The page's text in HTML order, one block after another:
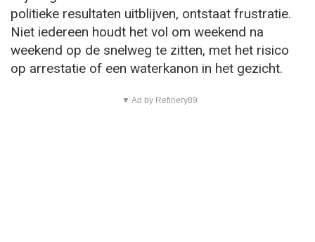
politieke resultaten uitblijven, ontstaat frustratie.
Niet iedereen houdt het vol om weekend na
weekend op de snelweg te zitten, met het risico
op arrestatie of een waterkanon in het gezicht.
▼ Ad by Refinery89